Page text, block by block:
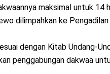
maksimal untuk 14
dilimpahkan ke
dengan Kitab Undang-
penggabungan dakwaa